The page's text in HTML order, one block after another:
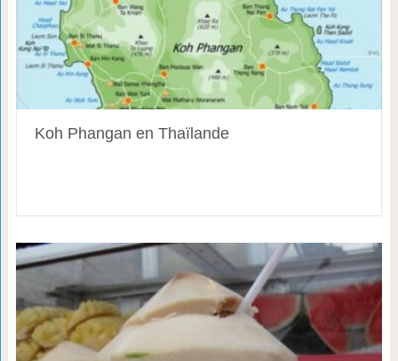
Koh Phangan en Thaïlande